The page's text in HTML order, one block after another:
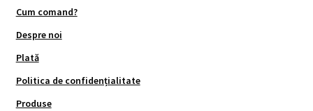
Cum comand?
Despre noi
Plată
Politica de confidențialitate
Produse